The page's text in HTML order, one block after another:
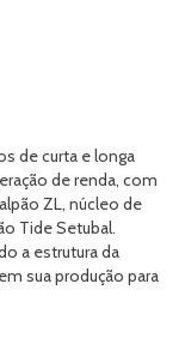
de curta e longa
de renda, com
ZL, núcleo de
Tide Setubal.
a estrutura da
sua produção para